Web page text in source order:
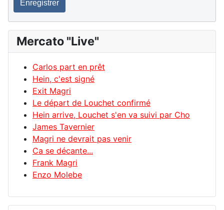
Enregistrer
Mercato "Live"
Carlos part en prêt
Hein, c'est signé
Exit Magri
Le départ de Louchet confirmé
Hein arrive, Louchet s'en va suivi par Cho
James Tavernier
Magri ne devrait pas venir
Ca se décante...
Frank Magri
Enzo Molebe